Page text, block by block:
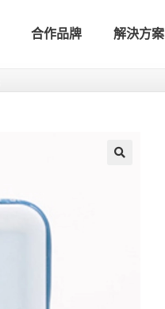
合作品牌 解決方案